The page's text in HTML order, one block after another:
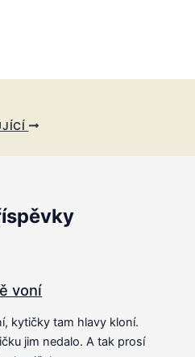
voní
kytičky tam hlavy kloní.
jim nedalo. A tak prosí